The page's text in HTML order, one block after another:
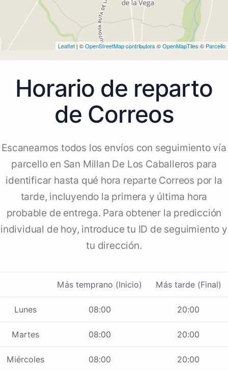
Leaflet | ©OpenStreetMap contributors©OpenMapTiles © Parcello
Horario de reparto
de Correos
Escaneamos todos los envíos con seguimiento vía
parcello en San Millan De Los Caballeros para
identificar hasta qué hora reparte Correos por la
tarde, incluyendo la primera y última hora
probable de entrega. Para obtener la predicción
individual de hoy, introduce tu ID de seguimiento y
tu dirección.
Más temprano (Inicio) Más tarde (Final)
Lunes 08:00 20:00
Martes 08:00 20:00
Miércoles 08:00 20:00